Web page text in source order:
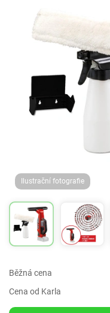
Ilustrační fotografie
Běžná cena
Cena od Karla